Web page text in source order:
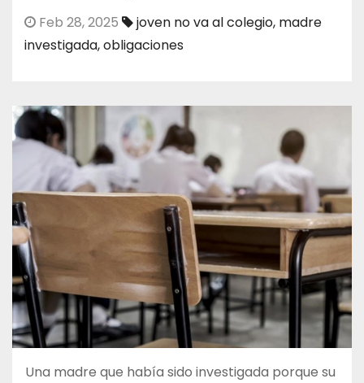
Feb 28, 2025 joven no va al colegio, madre
investigada,obligaciones
Una madre que había sido investigada porque su